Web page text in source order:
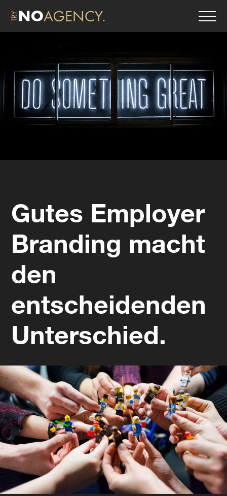
Gutes Employer
Branding macht
den
entscheidenden
Unterschied.